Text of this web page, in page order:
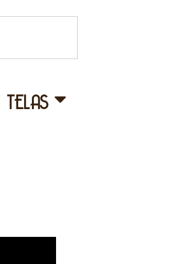
TELAS